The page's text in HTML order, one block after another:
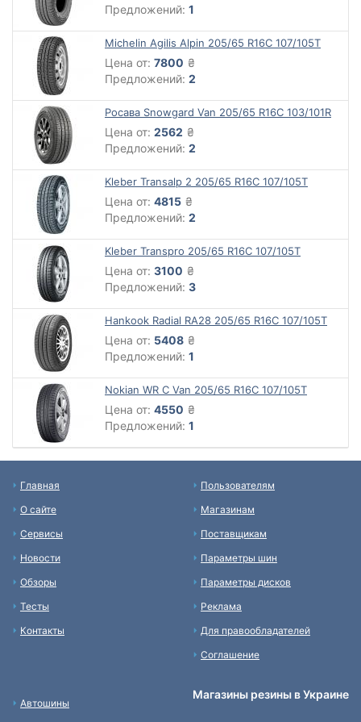
Предложений: 1
Michelin Agilis Alpin 205/65 R16С 107/105T
Цена от: 7800 ₴
Предложений: 2
Росава Snowgard Van 205/65 R16C 103/101R
Цена от: 2562 ₴
Предложений: 2
Kleber Transalp 2 205/65 R16C 107/105T
Цена от: 4815 ₴
Предложений: 2
Kleber Transpro 205/65 R16C 107/105T
Цена от: 3100 ₴
Предложений: 3
Hankook Radial RA28 205/65 R16C 107/105T
Цена от: 5408 ₴
Предложений: 1
Nokian WR C Van 205/65 R16C 107/105T
Цена от: 4550 ₴
Предложений: 1
Главная
О сайте
Сервисы
Новости
Обзоры
Тесты
Контакты
Пользователям
Магазинам
Поставщикам
Параметры шин
Параметры дисков
Реклама
Для правообладателей
Соглашение
Автошины
Магазины резины в Украине